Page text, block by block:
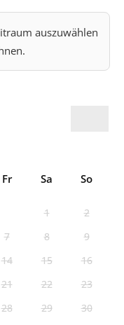
auszuwählen
Fr Sa So
1
2
7 8
9
14 15
16
21 22
23
28 29
30